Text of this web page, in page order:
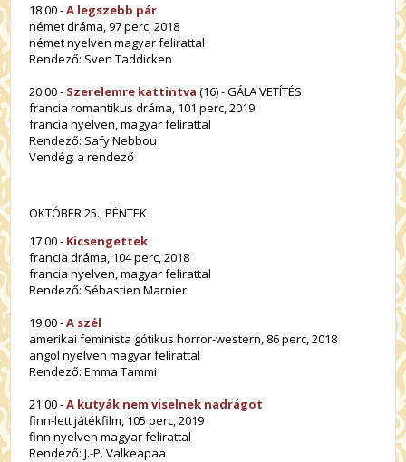
18:00 -A legszebb pár
német dráma, 97 perc, 2018
német nyelven magyar felirattal
Rendező: Sven Taddicken
20:00 - Szerelemre kattintva (16) - GÁLA VETÍTÉS
francia romantikus dráma, 101 perc, 2019
francia nyelven, magyar felirattal
Rendező: Safy Nebbou
Vendég: a rendező
OKTÓBER 25., PÉNTEK
17:00 - Kicsengettek
francia dráma, 104 perc, 2018
francia nyelven, magyar felirattal
Rendező: Sébastien Marnier
19:00 -A szél
amerikai feminista gótikus horror-western, 86 perc, 2018
angol nyelven magyar felirattal
Rendező: Emma Tammi
21:00 -A kutyák nem viselnek nadrágot
finn-lett játékfilm, 105 perc, 2019
finn nyelven magyar felirattal
Rendező: J.-P. Valkeapaa